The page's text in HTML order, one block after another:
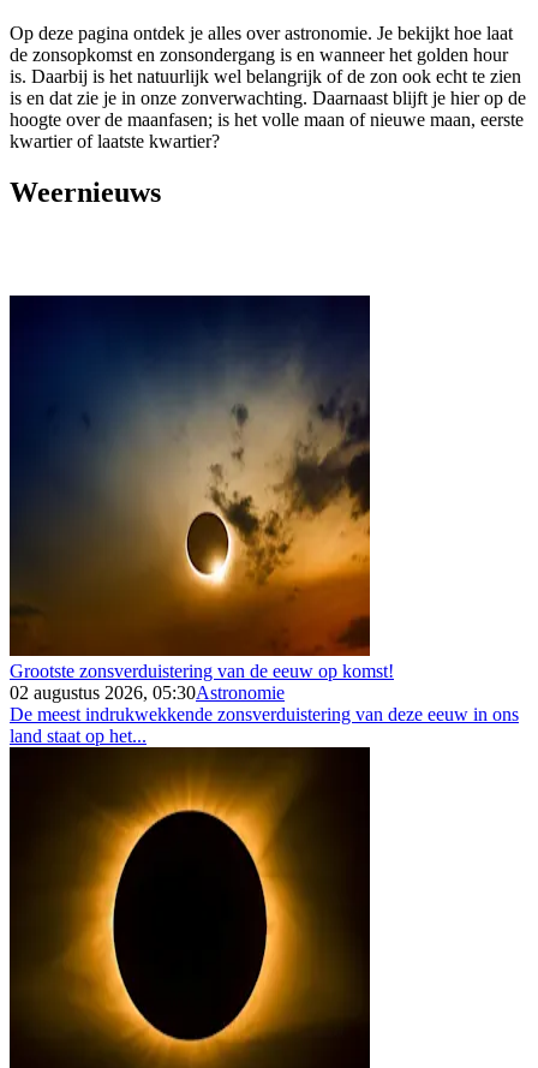
Op deze pagina ontdek je alles over astronomie. Je bekijkt hoe laat
de zonsopkomst en zonsondergang is en wanneer het golden hour
is. Daarbij is het natuurlijk wel belangrijk of de zon ook echt te zien
is en dat zie je in onze zonverwachting. Daarnaast blijft je hier op de
hoogte over de maanfasen; is het volle maan of nieuwe maan, eerste
kwartier of laatste kwartier?
Weernieuws
Grootste zonsverduistering van de eeuw op komst!
02 augustus 2026, 05:30Astronomie
De meest indrukwekkende zonsverduistering van deze eeuw in ons
land staat op het...